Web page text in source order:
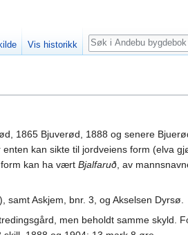
1865 Bjuverød, 1888 og senere
kan sikte til jordveiens form (elva
kan ha vært Bjalfaruð, av
Askjem, bnr. 3, og Akselsen Dyrsø.
men beholdt samme skyld.
Vis historikk
Søk